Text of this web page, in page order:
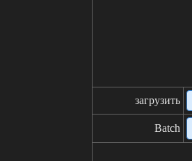
загрузить
Batch